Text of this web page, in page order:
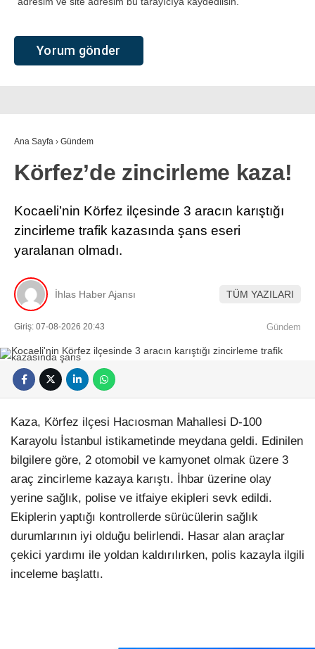
Ana Sayfa › Gündem
Körfez’de zincirleme kaza!
Kocaeli’nin Körfez ilçesinde 3 aracın karıştığı
zincirleme trafik kazasında şans eseri
yaralanan olmadı.
İhlas Haber Ajansı TÜM YAZILARI
Giriş: 07-08-2026 20:43 Gündem
Kaza, Körfez ilçesi Hacıosman Mahallesi D-100
Karayolu İstanbul istikametinde meydana geldi. Edinilen
bilgilere göre, 2 otomobil ve kamyonet olmak üzere 3
araç zincirleme kazaya karıştı. İhbar üzerine olay
yerine sağlık, polise ve itfaiye ekipleri sevk edildi.
Ekiplerin yaptığı kontrollerde sürücülerin sağlık
durumlarının iyi olduğu belirlendi. Hasar alan araçlar
çekici yardımı ile yoldan kaldırılırken, polis kazayla ilgili
inceleme başlattı.